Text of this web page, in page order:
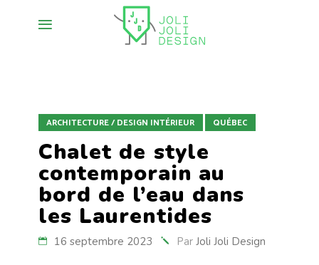
ARCHITECTURE / DESIGN INTÉRIEUR QUÉBEC
Chalet de style
contemporain au
bord de l’eau dans
les Laurentides
16 septembre 2023 Par Joli Joli Design